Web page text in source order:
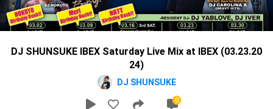
DJ SHUNSUKE IBEX Saturday Live Mix at IBEX (03.23.20
24)
DJ SHUNSUKE
0